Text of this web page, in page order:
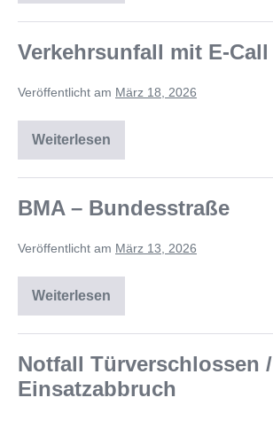
Verkehrsunfall mit E-Call
Veröffentlicht am März 18, 2026
Weiterlesen
BMA – Bundesstraße
Veröffentlicht am März 13, 2026
Weiterlesen
Notfall Türverschlossen /
Einsatzabbruch